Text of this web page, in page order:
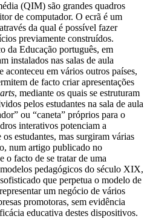
(QIM) são grandes quadros
de computador. O ecrã é um
da qual é possível fazer
previamente construídos.
da Educação português, em
instalados nas salas de aula
aconteceu em vários outros países,
de facto criar apresentações
, mediante os quais se estruturam
pelos estudantes na sala de aula
ou “caneta” próprios para o
interativos potenciam a
estudantes, mas surgiram várias
num artigo publicado no
o facto de se tratar de uma
pedagógicos do século XIX,
que perpetua o modelo de
um negócio de vários
promotoras, sem evidência
educativa destes dispositivos.